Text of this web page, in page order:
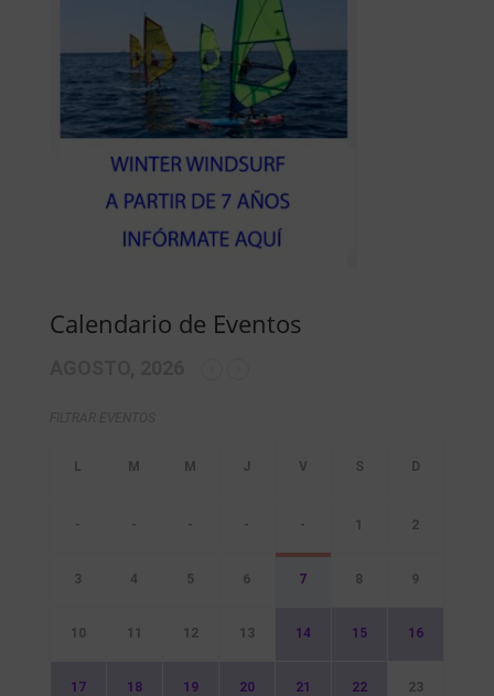
Calendario de Eventos
- - - - - 1 2
3 4 5 6 7 8 9
10 11 12 13 14 15 16
17 18 19 20 21 22 23